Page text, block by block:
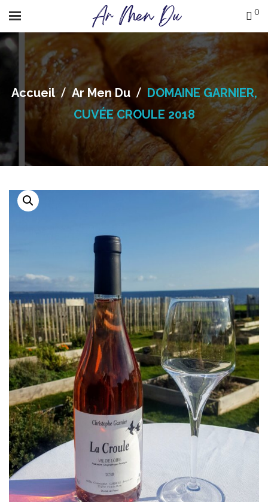
0
Accueil / Ar Men Du / DOMAINE GARNIER,
CUVÉE CROULE 2018